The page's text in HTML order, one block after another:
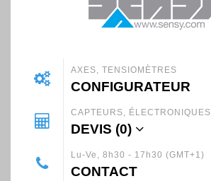
AXES, TENSIOMÈTRES
CONFIGURATEUR
CAPTEURS, ÉLECTRONIQUES
DEVIS (0)
Lu-Ve, 8h30 - 17h30 (GMT+1)
CONTACT